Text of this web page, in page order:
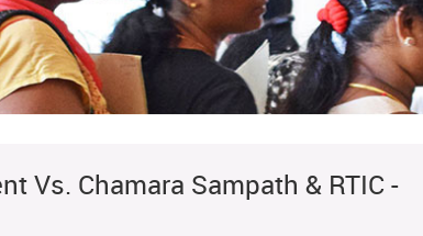
Vs. Chamara Sampath & RTIC -